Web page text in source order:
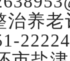
治养